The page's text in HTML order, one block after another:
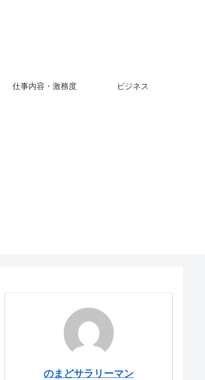
仕事内容・激務度 ビジネス
のまどサラリーマン